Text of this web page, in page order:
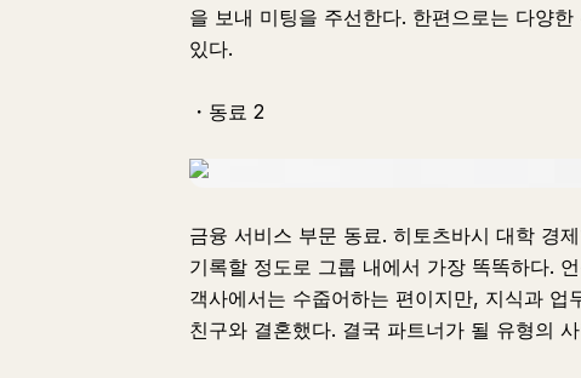
을 보내 미팅을 주선한다. 한편으로는 다양
있다.
・동료 2
금융 서비스 부문 동료. 히토츠바시 대학 경
기록할 정도로 그룹 내에서 가장 똑똑하다.
객사에서는 수줍어하는 편이지만, 지식과
친구와 결혼했다. 결국 파트너가 될 유형의